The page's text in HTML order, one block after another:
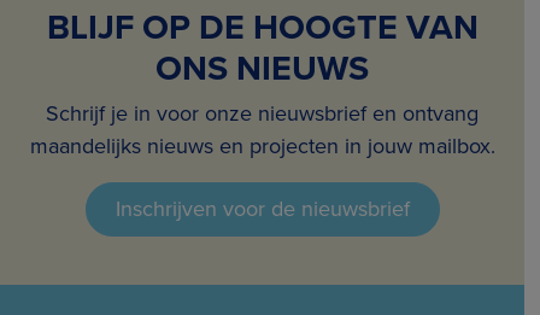
BLIJF OP DE HOOGTE VAN
ONS NIEUWS
Schrijf je in voor onze nieuwsbrief en ontvang
maandelijks nieuws en projecten in jouw mailbox.
Inschrijven voor de nieuwsbrief